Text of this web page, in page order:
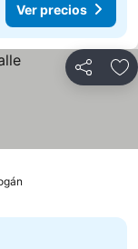
Ver precios
Compartir